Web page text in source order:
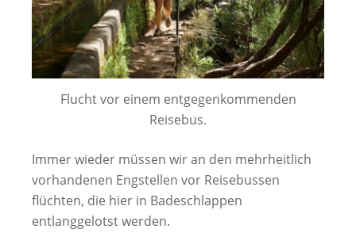
Flucht vor einem entgegenkommenden
Reisebus.
Immer wieder müssen wir an den mehrheitlich
vorhandenen Engstellen vor Reisebussen
flüchten, die hier in Badeschlappen
entlanggelotst werden.